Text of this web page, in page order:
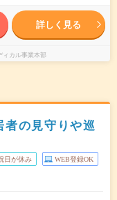
詳しく見る
カル事業本部
の見守りや巡
日が休み WEB登録OK